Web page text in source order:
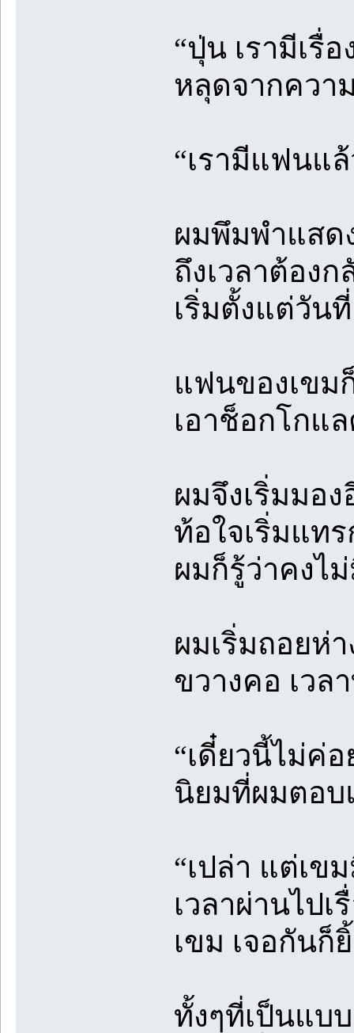
“ปุ่น เรามีเรื่
หลุดจากควา
“เรามีแฟนแ
ผมพึมพำแสด
ถึงเวลาต้อง
เริ่มตั้งแต่วัน
แฟนของเขม
เอาช็อกโกแ
ผมจึงเริ่มมอ
ท้อใจเริ่มแท
ผมก็รู้ว่าคงไ
ผมเริ่มถอยห่
ขวางคอ เวล
“เดี๋ยวนี้ไม่ค่อ
นิยมที่ผมตอบ
“เปล่า แต่เข
เวลาผ่านไป
เขม เจอกัน
ทั้งๆที่เป็นแบ